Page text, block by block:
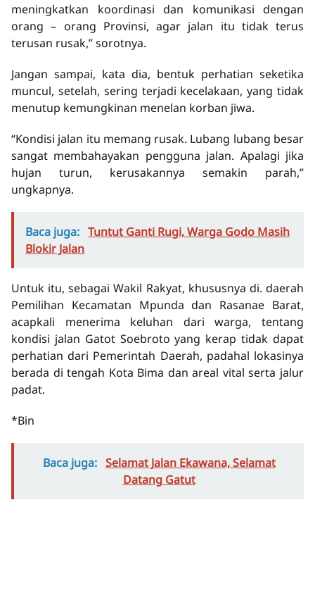
meningkatkan koordinasi dan komunikasi dengan
orang – orang Provinsi, agar jalan itu tidak terus
terusan rusak,” sorotnya.
Jangan sampai, kata dia, bentuk perhatian seketika
muncul, setelah, sering terjadi kecelakaan, yang tidak
menutup kemungkinan menelan korban jiwa.
“Kondisi jalan itu memang rusak. Lubang lubang besar
sangat membahayakan pengguna jalan. Apalagi jika
hujan turun, kerusakannya semakin parah,”
ungkapnya.
Baca juga: Tuntut Ganti Rugi, Warga Godo Masih
Blokir Jalan
Untuk itu, sebagai Wakil Rakyat, khususnya di. daerah
Pemilihan Kecamatan Mpunda dan Rasanae Barat,
acapkali menerima keluhan dari warga, tentang
kondisi jalan Gatot Soebroto yang kerap tidak dapat
perhatian dari Pemerintah Daerah, padahal lokasinya
berada di tengah Kota Bima dan areal vital serta jalur
padat.
*Bin
Baca juga: Selamat Jalan Ekawana, Selamat
Datang Gatut